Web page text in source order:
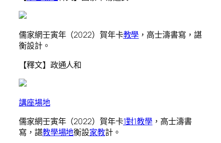
儒家網壬寅年（2022）賀年卡教學 ，高士濤書寫，諶
衡設計。
【釋文】政通人和
講座場地
儒家網壬寅年（2022）賀年卡1對1教學 ，高士濤書
寫，諶教學場地衡設家教計。